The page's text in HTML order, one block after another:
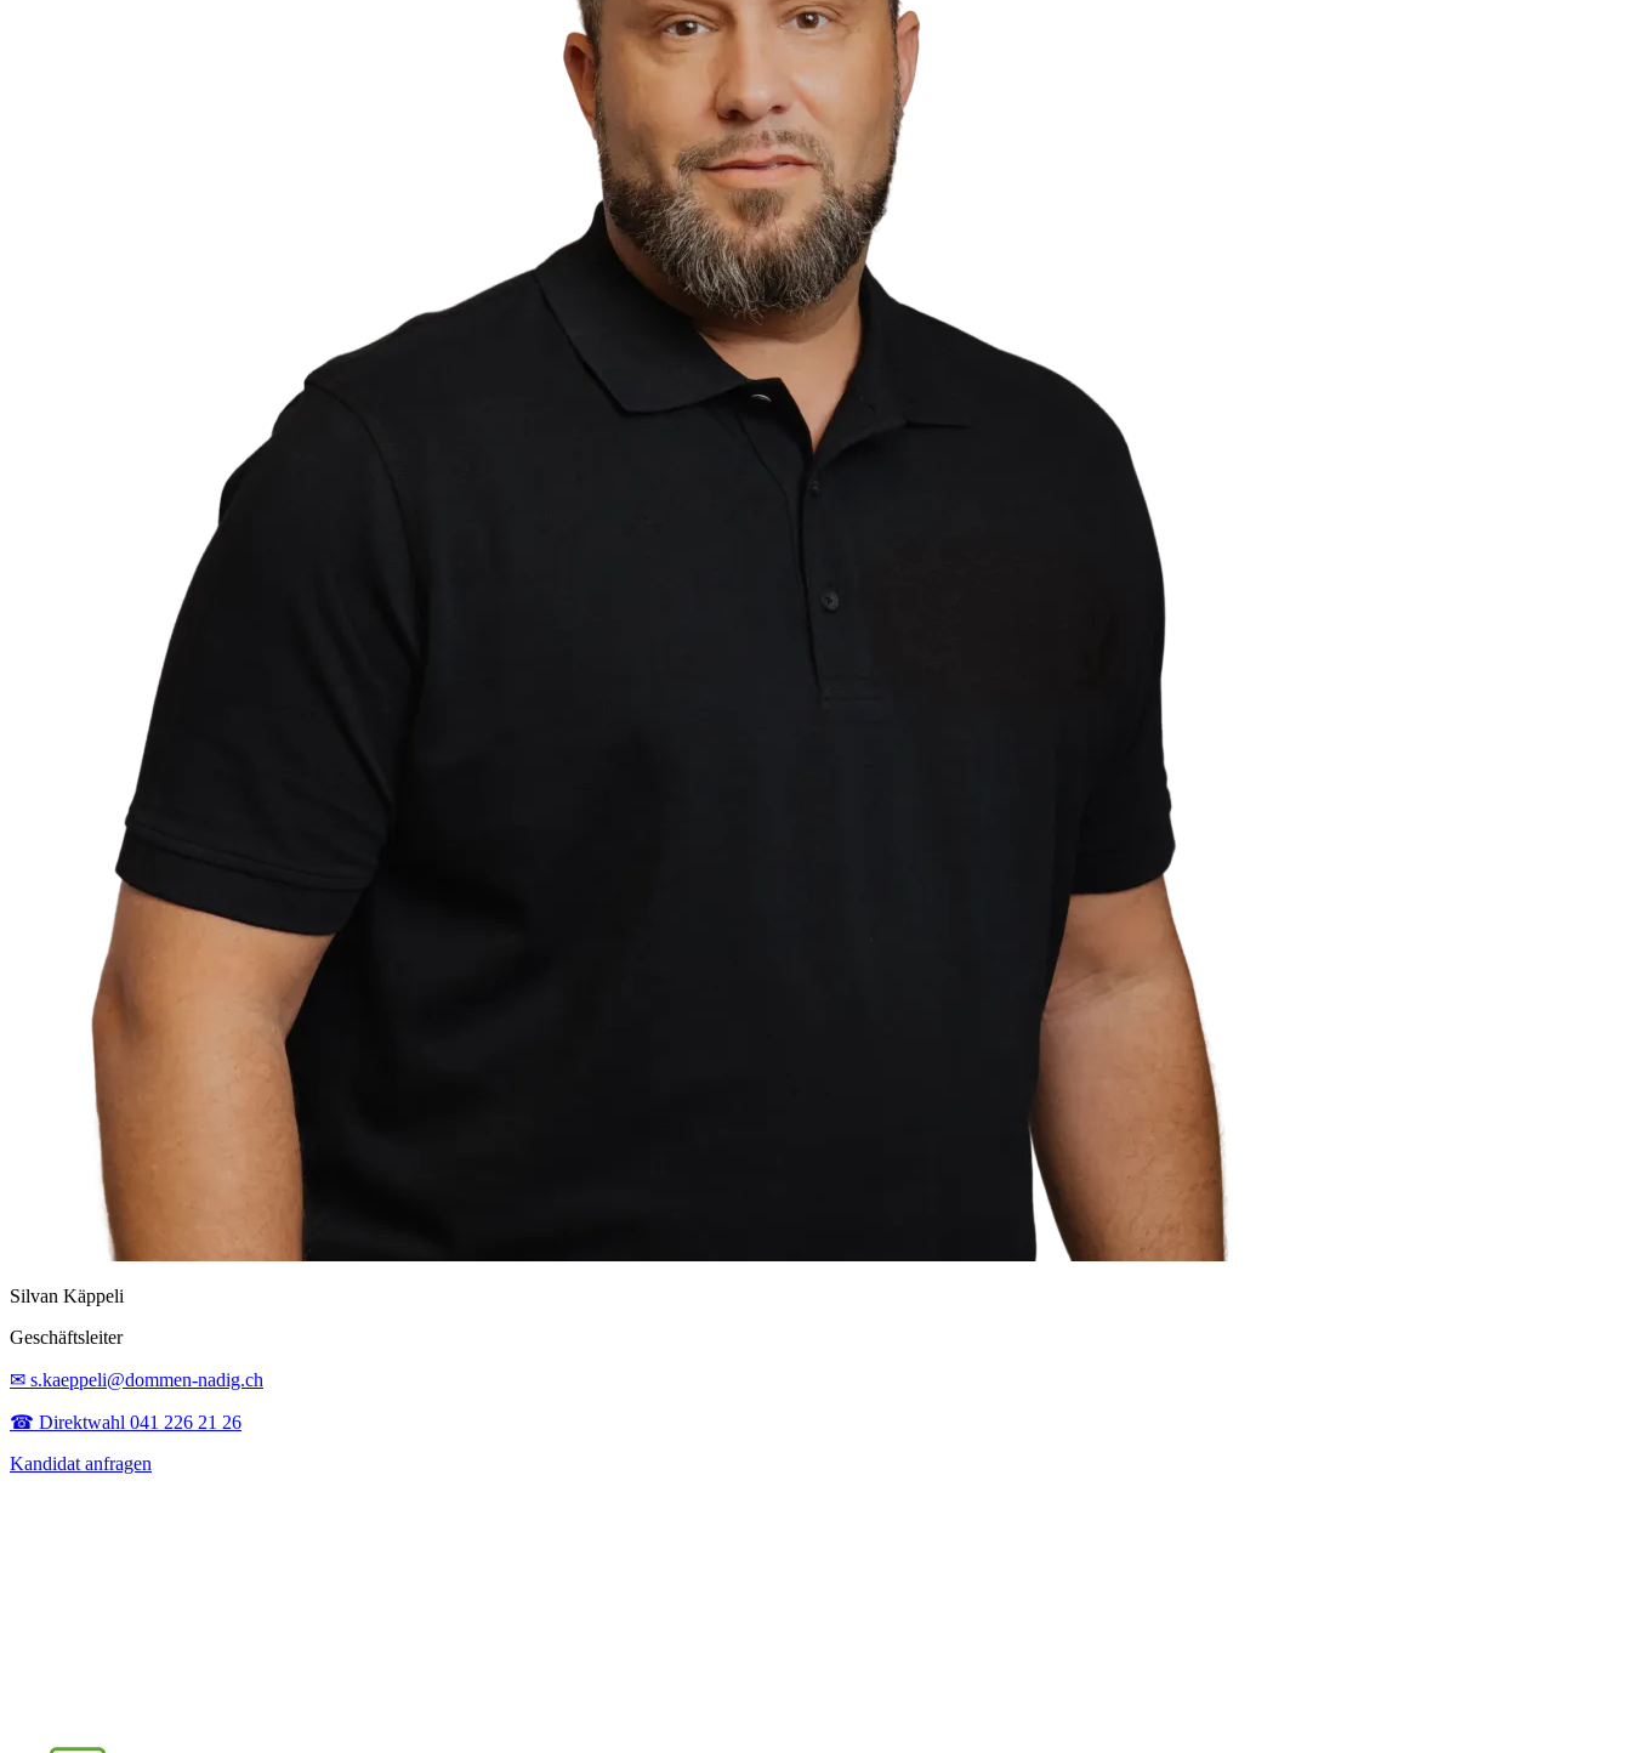
Silvan Käppeli
Geschäftsleiter
✉ s.kaeppeli@dommen-nadig.ch
☎ Direktwahl 041 226 21 26
Kandidat anfragen